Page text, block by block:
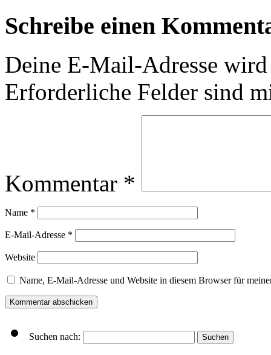
Schreibe einen
Deine E-Mail-Adresse
Erforderliche Felder sind
Kommentar *
Name *
E-Mail-Adresse *
Website
Name, E-Mail-Adresse und Website in diesem Browser für
Suchen nach: